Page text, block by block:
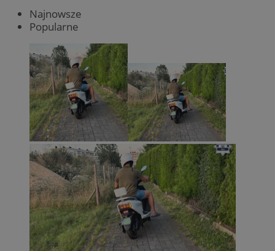
Najnowsze
Popularne